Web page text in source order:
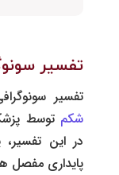
تفسیر
تفسیر
شکم توسط
در این
پایداری مفصل